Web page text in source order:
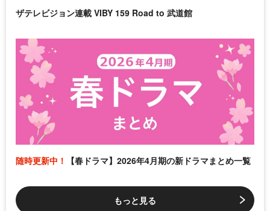
ザテレビジョン連載 VIBY 159 Road to 武道館
随時更新中！ 【春ドラマ】2026年4月期の新ドラマまとめ一覧
もっと見る